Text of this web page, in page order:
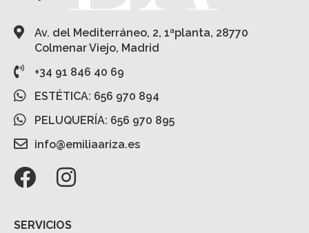
Av. del Mediterráneo, 2, 1ªplanta, 28770
Colmenar Viejo, Madrid
+34 91 846 40 69
ESTÉTICA: 656 970 894
PELUQUERÍA: 656 970 895
info@emiliaariza.es
SERVICIOS